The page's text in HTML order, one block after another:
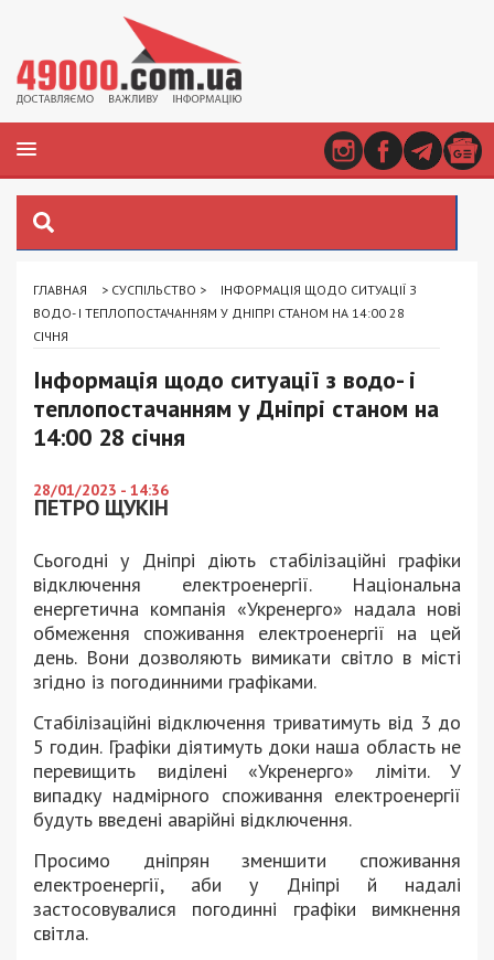
ГЛАВНАЯ > СУСПІЛЬСТВО >
ІНФОРМАЦІЯ ЩОДО СИТУАЦІЇ З
ВОДО- І ТЕПЛОПОСТАЧАННЯМ У ДНІПРІ СТАНОМ НА 14:00 28
СІЧНЯ
Інформація щодо ситуації з водо- і
теплопостачанням у Дніпрі станом на
14:00 28 січня
28/01/2023 - 14:36
ПЕТРО ЩУКІН
Сьогодні у Дніпрі діють стабілізаційні графіки
відключення електроенергії. Національна
енергетична компанія «Укренерго» надала нові
обмеження споживання електроенергії на цей
день. Вони дозволяють вимикати світло в місті
згідно із погодинними графіками.
Стабілізаційні відключення триватимуть від 3 до
5 годин. Графіки діятимуть доки наша область не
перевищить виділені «Укренерго» ліміти. У
випадку надмірного споживання електроенергії
будуть введені аварійні відключення.
Просимо дніпрян зменшити споживання
електроенергії, аби у Дніпрі й надалі
застосовувалися погодинні графіки вимкнення
світла.